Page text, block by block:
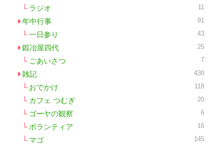
ラジオ 11
年中行事 91
一日参り 43
鍛冶屋四代 25
ごあいさつ 7
雑記 430
おでかけ 118
カフェ つむぎ 20
ゴーヤの観察 6
ボランティア 16
マゴ 145